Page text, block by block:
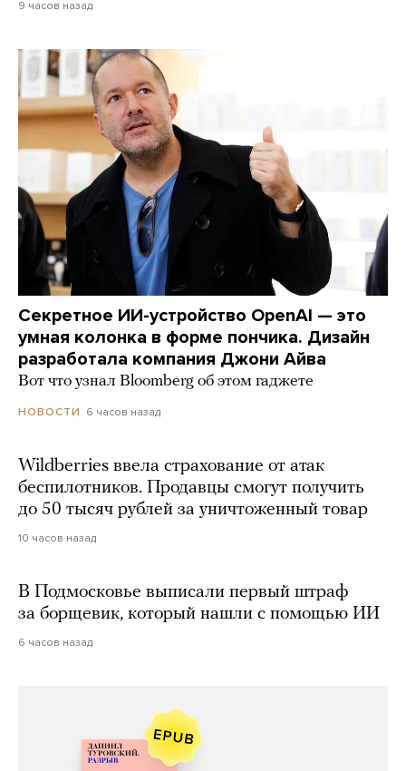
9 часов назад
Секретное ИИ-устройство OpenAI — это
умная колонка в форме пончика. Дизайн
разработала компания Джони Айва
Вот что узнал Bloomberg об этом гаджете
НОВОСТИ 6 часов назад
Wildberries ввела страхование от атак
беспилотников. Продавцы смогут получить
до 50 тысяч рублей за уничтоженный товар
10 часов назад
В Подмосковье выписали первый штраф
за борщевик, который нашли с помощью ИИ
6 часов назад